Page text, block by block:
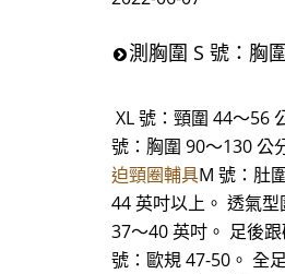
測胸圍 S 號：胸
XL 號：頸圍 44～56
號：胸圍 90～130 公
迫頸圈輔具M 號：肚
44 英吋以上。 透氣型
37～40 英吋。 足後
號：歐規 47-50。 全